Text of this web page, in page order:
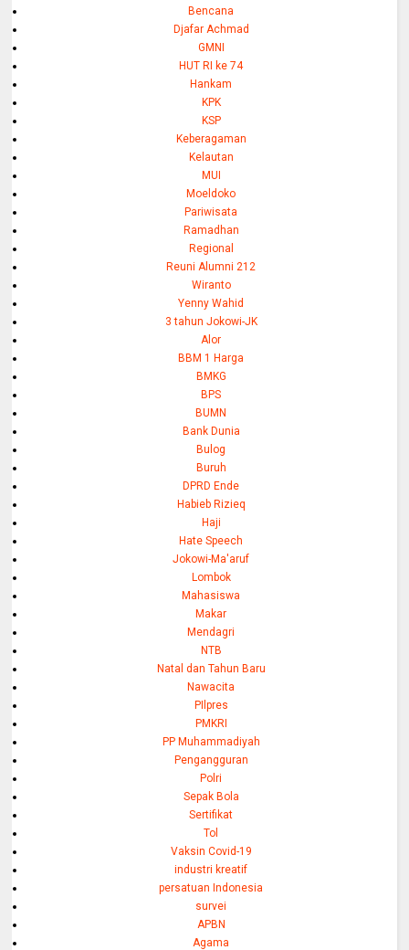
Bencana
Djafar Achmad
GMNI
HUT RI ke 74
Hankam
KPK
KSP
Keberagaman
Kelautan
MUI
Moeldoko
Pariwisata
Ramadhan
Regional
Reuni Alumni 212
Wiranto
Yenny Wahid
3 tahun Jokowi-JK
Alor
BBM 1 Harga
BMKG
BPS
BUMN
Bank Dunia
Bulog
Buruh
DPRD Ende
Habieb Rizieq
Haji
Hate Speech
Jokowi-Ma'aruf
Lombok
Mahasiswa
Makar
Mendagri
NTB
Natal dan Tahun Baru
Nawacita
PIlpres
PMKRI
PP Muhammadiyah
Pengangguran
Polri
Sepak Bola
Sertifikat
Tol
Vaksin Covid-19
industri kreatif
persatuan Indonesia
survei
APBN
Agama